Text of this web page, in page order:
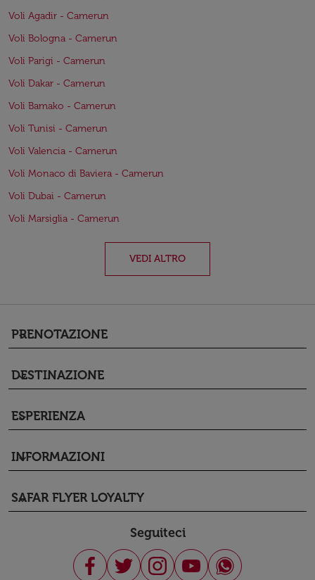
Voli Agadir - Camerun
Voli Bologna - Camerun
Voli Parigi - Camerun
Voli Dakar - Camerun
Voli Bamako - Camerun
Voli Tunisi - Camerun
Voli Valencia - Camerun
Voli Monaco di Baviera - Camerun
Voli Dubai - Camerun
Voli Marsiglia - Camerun
VEDI ALTRO
PRENOTAZIONE
keyboard_arrow_down
DESTINAZIONE
keyboard_arrow_down
ESPERIENZA
keyboard_arrow_down
INFORMAZIONI
keyboard_arrow_down
SAFAR FLYER LOYALTY
keyboard_arrow_down
Seguiteci